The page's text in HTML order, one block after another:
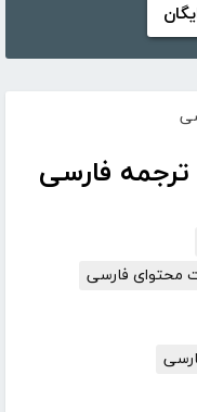
فارسی
محتوای فارسی